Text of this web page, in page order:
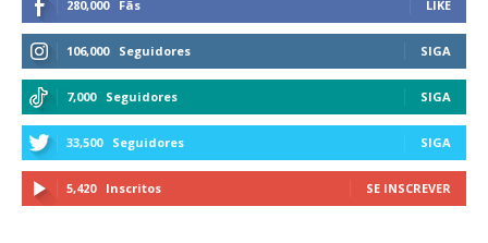
280,000 Fãs LIKE
106,000 Seguidores SIGA
7,000 Seguidores SIGA
33,500 Seguidores SIGA
5,420 Inscritos SE INSCREVER